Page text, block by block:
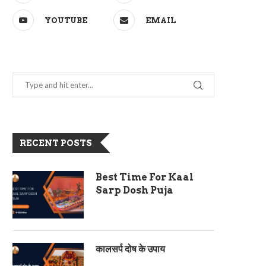
YOUTUBE EMAIL
RECENT POSTS
Best Time For Kaal
Sarp Dosh Puja
कालसर्प दोष के उपाय